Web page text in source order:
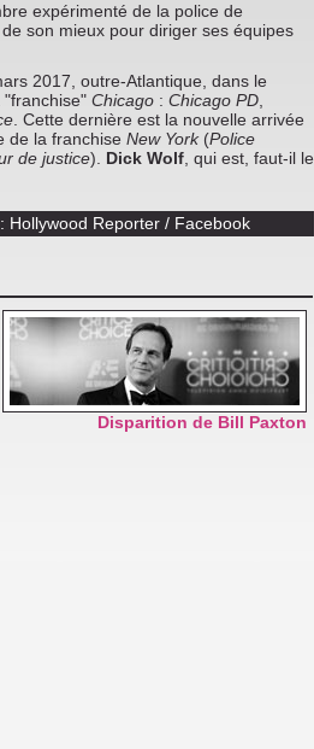
expérimenté de la police de
son mieux pour diriger ses équipes
2017, outre-Atlantique, dans le
Chicago : Chicago PD
. Cette dernière est la nouvelle arrivée
de la franchise New York(Police
de justice). Dick Wolf , qui est, faut-il le
Reporter / Facebook
Disparition de Bill Paxton